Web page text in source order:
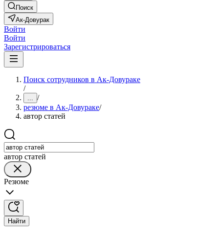
Поиск
Ак-Довурак
Войти
Войти
Зарегистрироваться
Поиск сотрудников в Ак-Довураке
/
... /
резюме в Ак-Довураке/
автор статей
автор статей
Резюме
Найти